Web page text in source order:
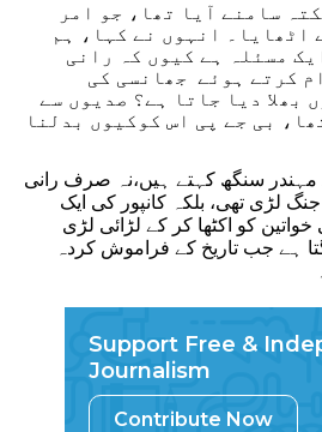
سامنے آیا تھا، جو امر
اٹھایا۔ انہوں نے کہا، ہم
مسئلہ ہے کیوں کہ رانی
کرتے ہوئے جھانسی کی
بھلا دیا جاتا ہے؟ صدیوں سے
بی جے پی اس کوکیوں بدلنا
مہندر سنگھ کہتے ہیں،نہ صرف رانی
لڑی تھی، بلکہ کانپور کی ایک
کو اکٹھا کر کے لڑائی لڑی
ہے جب تاریخ کے فراموش کردہ
Support Free &
Journalism
Contribute Now